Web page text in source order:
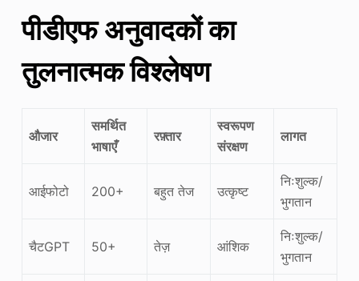
पीडीएफ अनुवादकों का
तुलनात्मक विश्लेषण
औजार
समर्थित
भाषाएँ
रफ़्तार
स्वरूपण
संरक्षण
लागत
आईफोटो 200+ बहुत तेज उत्कृष्ट
निःशुल्क/
भुगतान
चैटGPT 50+ तेज़ आंशिक
निःशुल्क/
भुगतान